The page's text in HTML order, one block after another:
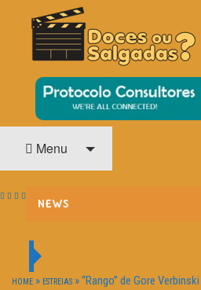
DOCES OU SALGADAS?
O Cinema? Uma Paixão!!
Menu
NEWS
PASSATEMPOS
HOME » ESTREIAS »“Rango” de Gore Verbinski